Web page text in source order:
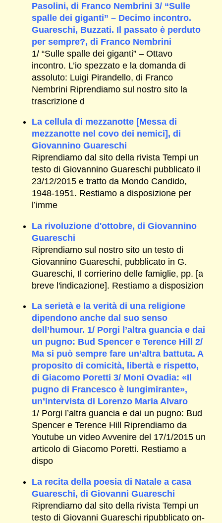
Pasolini, di Franco Nembrini 3/ “Sulle
spalle dei giganti” – Decimo incontro.
Guareschi, Buzzati. Il passato è perduto
per sempre?, di Franco Nembrini
1/ “Sulle spalle dei giganti” – Ottavo
incontro. L’io spezzato e la domanda di
assoluto: Luigi Pirandello, di Franco
Nembrini Riprendiamo sul nostro sito la
trascrizione d
La cellula di mezzanotte [Messa di
mezzanotte nel covo dei nemici], di
Giovannino Guareschi
Riprendiamo dal sito della rivista Tempi un
testo di Giovannino Guareschi pubblicato il
23/12/2015 e tratto da Mondo Candido,
1948-1951. Restiamo a disposizione per
l’imme
La rivoluzione d'ottobre, di Giovannino
Guareschi
Riprendiamo sul nostro sito un testo di
Giovannino Guareschi, pubblicato in G.
Guareschi, Il corrierino delle famiglie, pp. [a
breve l'indicazione]. Restiamo a disposizion
La serietà e la verità di una religione
dipendono anche dal suo senso
dell’humour. 1/ Porgi l’altra guancia e dai
un pugno: Bud Spencer e Terence Hill 2/
Ma si può sempre fare un’altra battuta. A
proposito di comicità, libertà e rispetto,
di Giacomo Poretti 3/ Moni Ovadia: «Il
pugno di Francesco è lungimirante»,
un’intervista di Lorenzo Maria Alvaro
1/ Porgi l’altra guancia e dai un pugno: Bud
Spencer e Terence Hill Riprendiamo da
Youtube un video Avvenire del 17/1/2015 un
articolo di Giacomo Poretti. Restiamo a
dispo
La recita della poesia di Natale a casa
Guareschi, di Giovanni Guareschi
Riprendiamo dal sito della rivista Tempi un
testo di Giovanni Guareschi ripubblicato on-